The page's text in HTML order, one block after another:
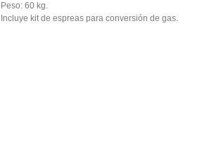
Peso: 60 kg.
Incluye kit de espreas para conversión de gas.